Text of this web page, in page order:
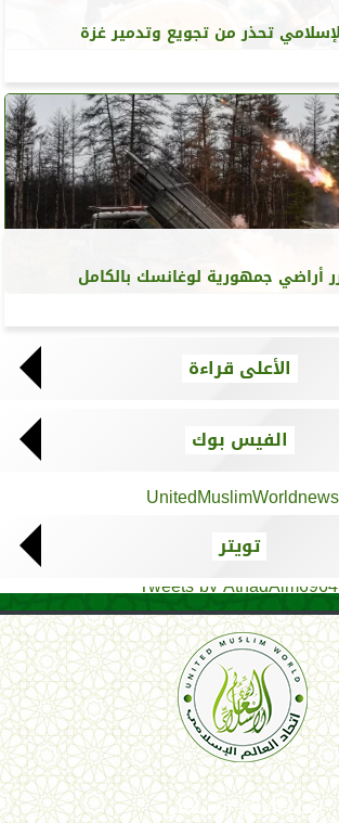
تحذر من تجويع وتدمير غزة
أراضي جمهورية لوغانسك بالكامل
الأعلى قراءة
الفيس بوك
UnitedMuslimWorldnews
تويتر
Tweets by
اتحاد العالم الإسلامي